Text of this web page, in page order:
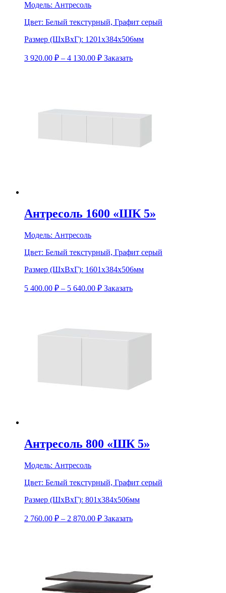
Модель: Антресоль
Цвет: Белый текстурный, Графит серый
Размер (ШхВхГ): 1201х384х506мм
3 920.00 ₽ – 4 130.00 ₽ Заказать
Антресоль 1600 «ШК 5»
Модель: Антресоль
Цвет: Белый текстурный, Графит серый
Размер (ШхВхГ): 1601х384х506мм
5 400.00 ₽ – 5 640.00 ₽ Заказать
Антресоль 800 «ШК 5»
Модель: Антресоль
Цвет: Белый текстурный, Графит серый
Размер (ШхВхГ): 801х384х506мм
2 760.00 ₽ – 2 870.00 ₽ Заказать